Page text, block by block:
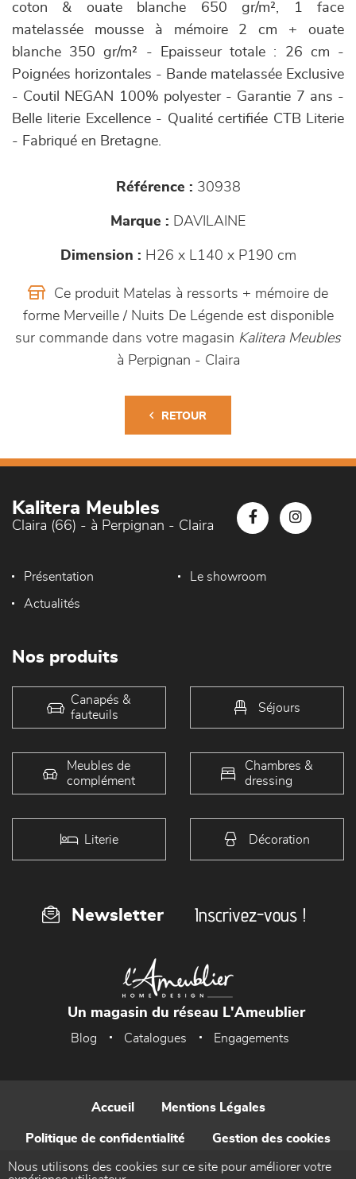
coton & ouate blanche 650 gr/m², 1 face
matelassée mousse à mémoire 2 cm + ouate
blanche 350 gr/m² - Epaisseur totale : 26 cm -
Poignées horizontales - Bande matelassée Exclusive
- Coutil NEGAN 100% polyester - Garantie 7 ans -
Belle literie Excellence - Qualité certifiée CTB Literie
- Fabriqué en Bretagne.
Référence : 30938
Marque : DAVILAINE
Dimension : H26 x L140 x P190 cm
Ce produit Matelas à ressorts + mémoire de
forme Merveille / Nuits De Légende est disponible
sur commande dans votre magasin Kalitera Meubles
à Perpignan - Claira
RETOUR
Kalitera Meubles
Claira (66) - à Perpignan - Claira
Présentation Le showroom
Actualités
Nos produits
Canapés &
fauteuils
Séjours
Meubles de
complément
Chambres &
dressing
Literie Décoration
Newsletter Inscrivez-vous !
Un magasin du réseau L'Ameublier
Blog Catalogues Engagements
Accueil Mentions Légales
Politique de confidentialité Gestion des cookies
Contact
Nous utilisons des cookies sur ce site pour améliorer votre